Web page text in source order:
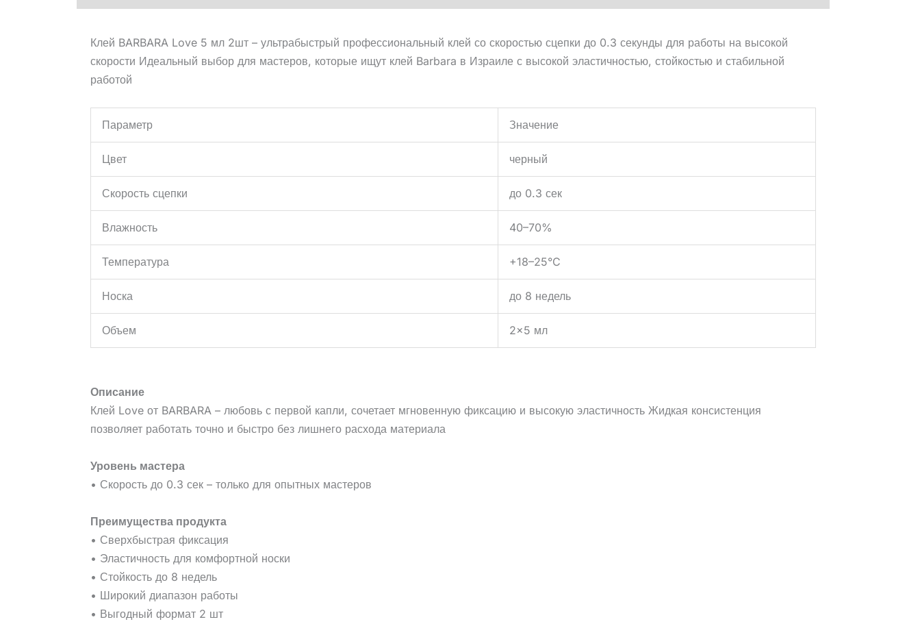
Клей BARBARA Love 5 мл 2шт – ультрабыстрый профессиональный клей со скоростью сцепки до 0.3 секунды для работы на высокой
скорости Идеальный выбор для мастеров, которые ищут клей Barbara в Израиле с высокой эластичностью, стойкостью и стабильной
работой
Параметр Значение
Цвет черный
Скорость сцепки до 0.3 сек
Влажность 40–70%
Температура +18–25°C
Носка до 8 недель
Объем 2x5 мл
Описание
Клей Love от BARBARA – любовь с первой капли, сочетает мгновенную фиксацию и высокую эластичность Жидкая консистенция
позволяет работать точно и быстро без лишнего расхода материала
Уровень мастера
• Скорость до 0.3 сек – только для опытных мастеров
Преимущества продукта
• Сверхбыстрая фиксация
• Эластичность для комфортной носки
• Стойкость до 8 недель
• Широкий диапазон работы
• Выгодный формат 2 шт